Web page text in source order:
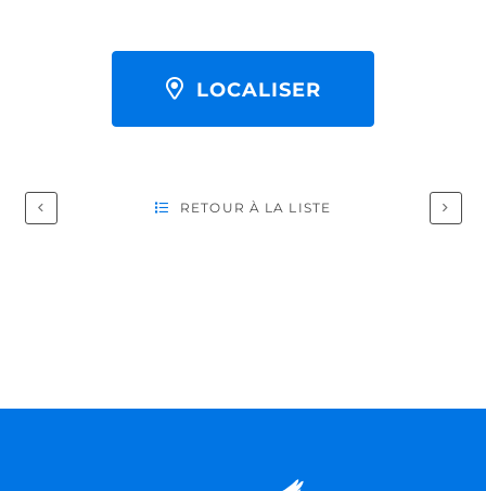
LOCALISER
RETOUR À LA LISTE